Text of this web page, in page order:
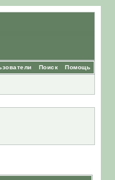
Помощь
Поиск